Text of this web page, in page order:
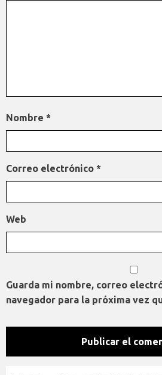
Nombre *
Correo electrónico *
Web
Guarda mi nombre, correo
navegador para la próxima vez